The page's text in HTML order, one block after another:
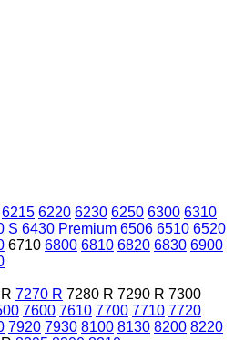
6215 6220 6230 6250 6300 6310
S 6430 Premium 6506 6510 6520
6710 6800 6810 6820 6830 6900
7270 R 7280 R 7290 R 7300
7600 7610 7700 7710 7720
7920 7930 8100 8130 8200 8220